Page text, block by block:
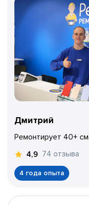
Дмитрий
Ремонтирует 40+
4,9 74 отзыва
4 года опыта